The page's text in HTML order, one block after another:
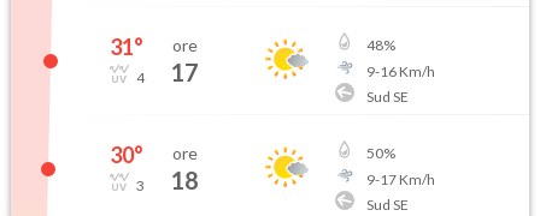
31°
4
ore
17
48%
9-16Km/h
Sud SE
30°
3
ore
18
50%
9-17Km/h
Sud SE